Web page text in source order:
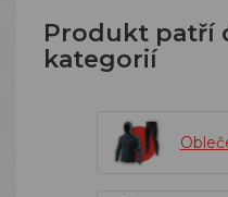
Produkt patří
kategorií